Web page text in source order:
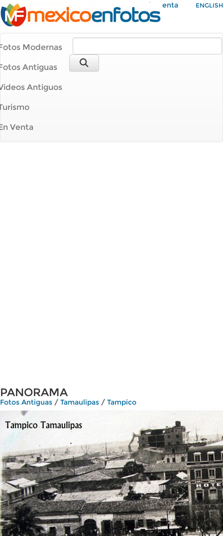
Mi Cuenta ENGLISH
Modernas
Antiguas
Antiguos
Venta
PANORAMA
Fotos Antiguas / Tamaulipas / Tampico